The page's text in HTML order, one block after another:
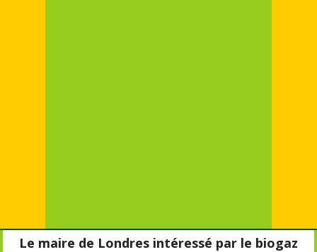
Le maire de Londres intéressé par le biogaz